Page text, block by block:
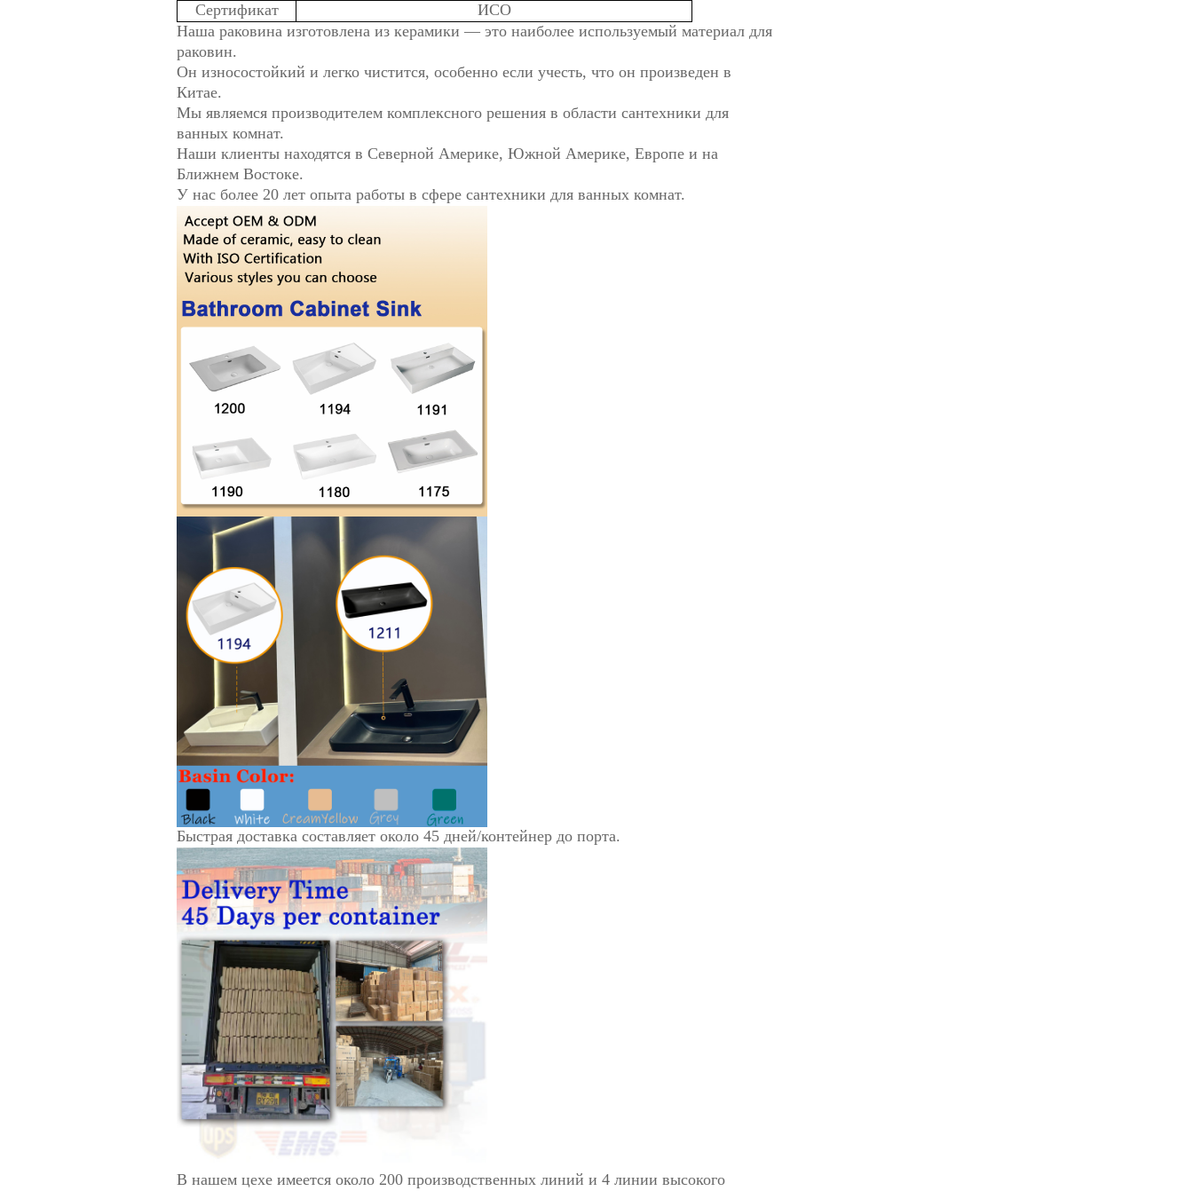
Сертификат
ИСО
Наша раковина изготовлена из керамики — это наиболее используемый материал для
раковин.
Он износостойкий и легко чистится, особенно если учесть, что он произведен в
Китае.
Мы являемся производителем комплексного решения в области сантехники для
ванных комнат.
Наши клиенты находятся в Северной Америке, Южной Америке, Европе и на
Ближнем Востоке.
У нас более 20 лет опыта работы в сфере сантехники для ванных комнат.
Быстрая доставка составляет около 45 дней/контейнер до порта.
В нашем цехе имеется около 200 производственных линий и 4 линии высокого